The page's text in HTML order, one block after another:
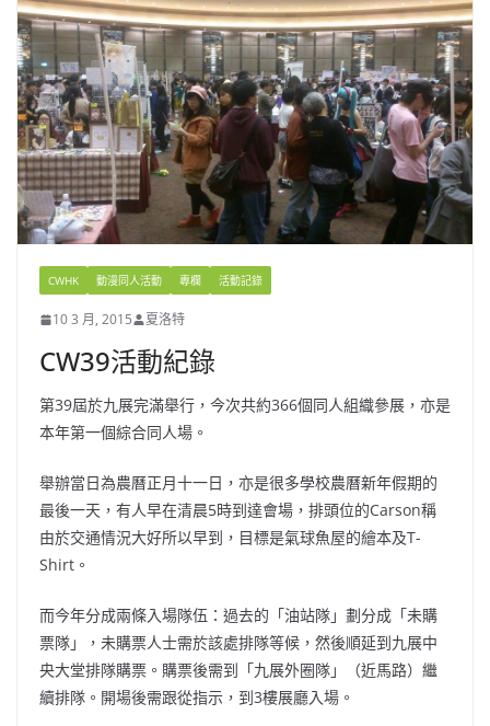
CWHK 動漫同人活動 專欄 活動記錄
10 3 月, 2015 夏洛特
CW39活動紀錄
第39屆於九展完滿舉行，今次共約366個同人組織參展，亦是
本年第一個綜合同人場。
舉辦當日為農曆正月十一日，亦是很多學校農曆新年假期的
最後一天，有人早在清晨5時到達會場，排頭位的Carson稱
由於交通情況大好所以早到，目標是氣球魚屋的繪本及T-
Shirt。
而今年分成兩條入場隊伍：過去的「油站隊」劃分成「未購
票隊」，未購票人士需於該處排隊等候，然後順延到九展中
央大堂排隊購票。購票後需到「九展外圈隊」（近馬路）繼
續排隊。開場後需跟從指示，到3樓展廳入場。